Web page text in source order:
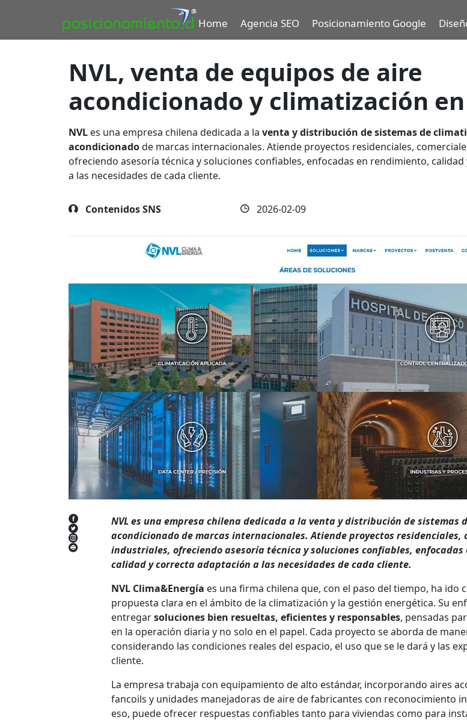
Home Agencia SEO Posicionamiento Google
NVL, venta de equipos de aire
acondicionado y climatización
NVL es una empresa chilena dedicada a la venta y distribución de sistemas de
acondicionadode marcas internacionales. Atiende proyectos residenciales,
ofreciendo asesoría técnica y soluciones confiables, enfocadas en rendimiento,
a las necesidades de cada cliente.
Contenidos SNS 2026-02-09
NVL es una empresa chilena dedicada a la venta y distribución de sistemas
acondicionado de marcas internacionales. Atiende proyectos residenciales,
industriales, ofreciendo asesoría técnica y soluciones confiables,
calidad y correcta adaptación a las necesidades de cada cliente.
NVL Clima&Energía es una firma chilena que, con el paso del tiempo, ha ido
propuesta clara en el ámbito de la climatización y la gestión energética. Su
entregarsoluciones bien resueltas, eficientes y responsables, pensadas
en la operación diaria y no solo en el papel. Cada proyecto se aborda de
considerando las condiciones reales del espacio, el uso que se le dará y las
cliente.
La empresa trabaja con equipamiento de alto estándar, incorporando aires
fancoils y unidades manejadoras de aire de fabricantes con reconocimiento
eso, puede ofrecer respuestas confiables tanto para viviendas como para